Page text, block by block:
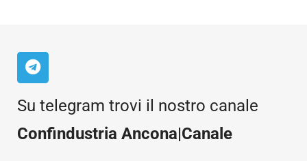
Su telegram trovi il nostro canale
Confindustria Ancona|Canale